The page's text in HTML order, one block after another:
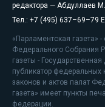
редактора — Абдуллаев
Тел.: +7 (495) 637–69–79
«Парламентская газета»
Федерального Собрания
газеты -
публикатор федеральных
законов и актов палат
газета» имеет пункты
федерации.